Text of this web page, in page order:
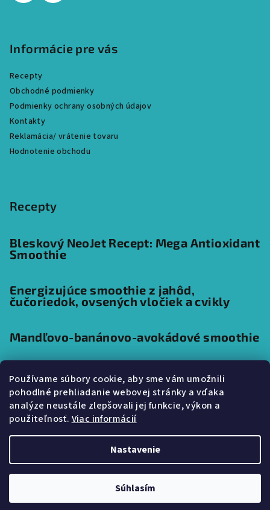
Používame súbory cookie, aby sme vám umožnili
pohodlné prehliadanie webovej stránky a vďaka
analýze neustále zlepšovali jej funkcie, výkon a
použiteľnosť. Viac informácií
Nastavenie
Súhlasím
Informácie pre vás
Recepty
Obchodné podmienky
Podmienky ochrany osobných údajov
Kontakty
Reklamácia/ vrátenie tovaru
Hodnotenie obchodu
Recepty
Bleskový NeoJet Recept: Mega Antioxidant
Smoothie
Energizujúce smoothie z jahôd,
čučoriedok, ovsených vločiek a cvikly
Mandľovo-banánovo-avokádové smoothie
Prijímame online platby